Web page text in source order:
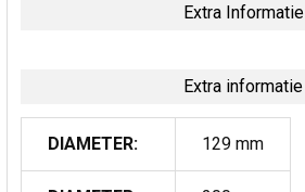
Extra Informatie
Extra informatie
DIAMETER: 129 mm